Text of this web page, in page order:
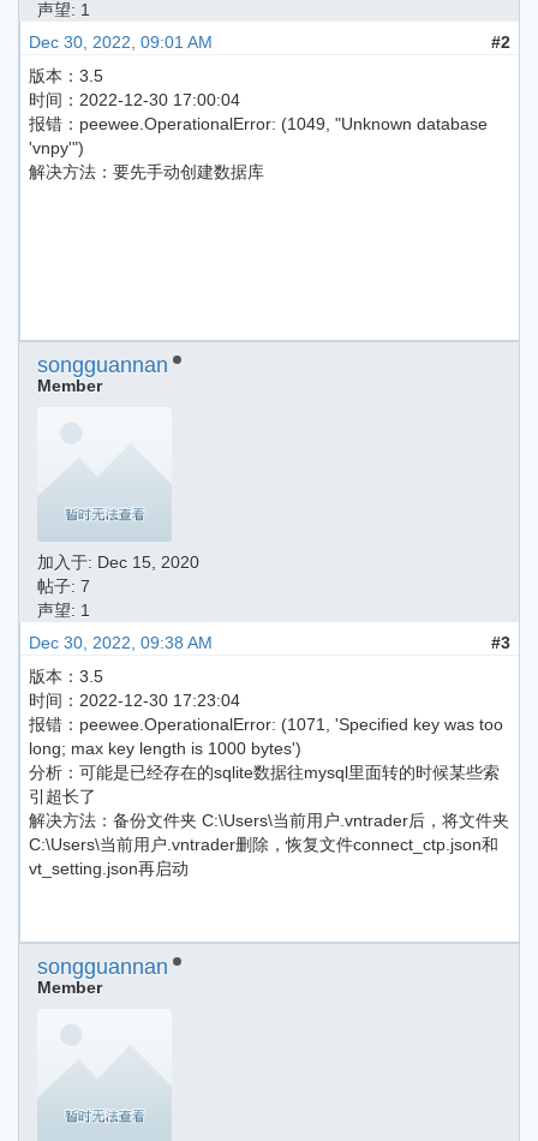
声望: 1
Dec 30, 2022, 09:01 AM
#2
版本：3.5
时间：2022-12-30 17:00:04
报错：peewee.OperationalError: (1049, "Unknown database
'vnpy'")
解决方法：要先手动创建数据库
songguannan
Member
加入于: Dec 15, 2020
帖子: 7
声望: 1
Dec 30, 2022, 09:38 AM
#3
版本：3.5
时间：2022-12-30 17:23:04
报错：peewee.OperationalError: (1071, 'Specified key was too
long; max key length is 1000 bytes')
分析：可能是已经存在的sqlite数据往mysql里面转的时候某些索
引超长了
解决方法：备份文件夹 C:\Users\当前用户.vntrader后，将文件夹
C:\Users\当前用户.vntrader删除，恢复文件connect_ctp.json和
vt_setting.json再启动
songguannan
Member